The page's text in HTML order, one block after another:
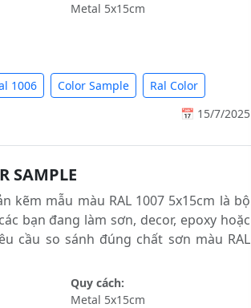
Metal 5x15cm
1006 Color Sample
Ral Color
📅 15/7/2025
SAMPLE
kẽm mẫu màu RAL 1007 5x15cm là bộ
bạn đang làm sơn, decor, epoxy hoặc
cầu so sánh đúng chất sơn màu RAL
Quy cách:
Metal 5x15cm